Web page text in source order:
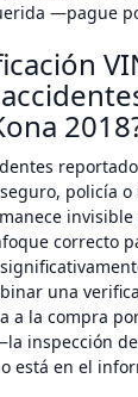
—pague
policía
invisible
correcto
una
a la compra
inspección
está en el